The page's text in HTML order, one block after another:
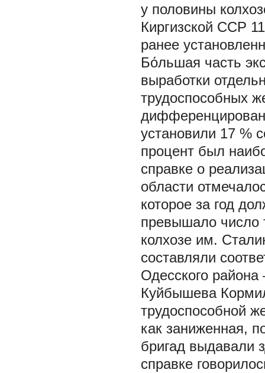
у половины
Киргизской ССР
ранее
Бόльшая часть
выработки
трудоспособных
установили 17 %
процент был
справке о
области
которое за год
превышало число
колхозе им.
составляли
Одесского
Куйбышева
трудоспособной
как заниженная,
бригад выдавали
справке